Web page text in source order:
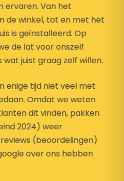
ervaren. Van het
de winkel, tot en met het
is geïnstalleerd. Op
de lat voor onszelf
wat juist graag zelf willen.
enige tijd niet veel met
Omdat we weten
dit vinden, pakken
2024) weer
(beoordelingen)
over ons hebben